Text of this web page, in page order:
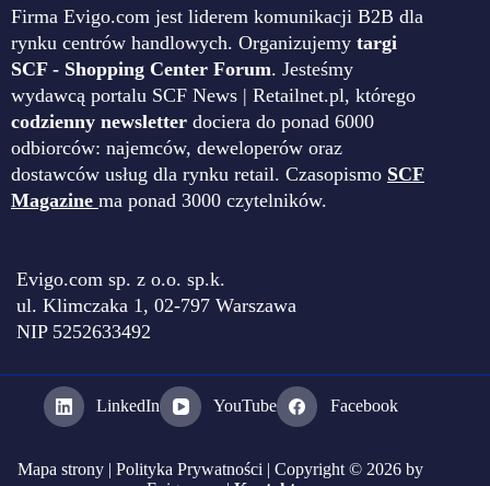
Firma Evigo.com jest liderem komunikacji B2B dla
rynku centrów handlowych. Organizujemy targi
SCF - Shopping Center Forum. Jesteśmy
wydawcą portalu SCF News | Retailnet.pl, którego
codzienny newsletter dociera do ponad 6000
odbiorców: najemców, deweloperów oraz
dostawców usług dla rynku retail. Czasopismo SCF
Magazine ma ponad 3000 czytelników.
Evigo.com sp. z o.o. sp.k.
ul. Klimczaka 1, 02-797 Warszawa
NIP 5252633492
LinkedIn YouTube Facebook
Mapa strony |Polityka Prywatności | Copyright © 2026 by